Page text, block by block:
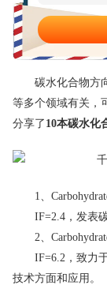
碳水化合物方向
等多个领域有关，
分享了 10本碳水化
1、Carbohydrate
IF=2.4，发表碳
2、Carbohydrate
IF=6.2，致力于
技术方面和应用。